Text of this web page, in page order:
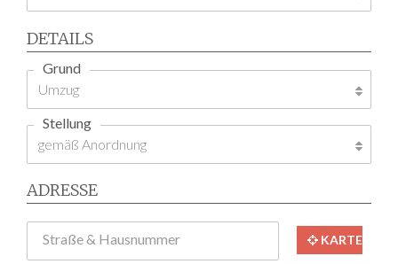
DETAILS
Grund
Stellung
ADRESSE
Straße & Hausnummer KARTE